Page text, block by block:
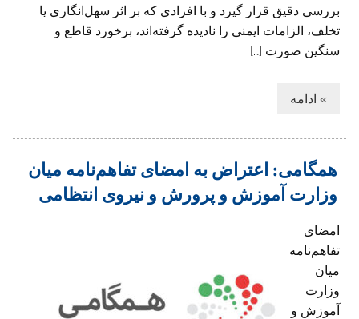
بررسی دقیق قرار گیرد و با افرادی که بر اثر سهل‌انگاری یا
تخلف، الزامات ایمنی را نادیده گرفته‌اند، برخورد قاطع و
سنگین صورت […]
» ادامه
همگامی: اعتراض به امضای تفاهم‌نامه میان
وزارت آموزش‌ و پرورش و نیروی انتظامی
امضای
تفاهم‌نامه
میان
وزارت
آموزش‌ و